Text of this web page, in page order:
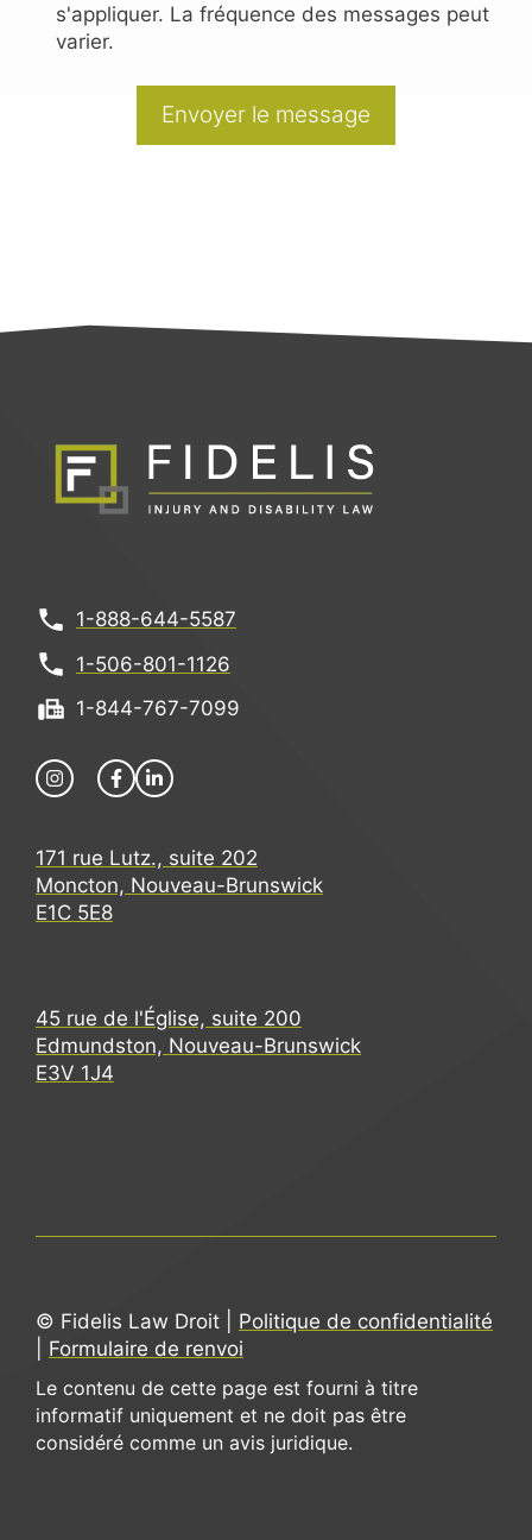
s'appliquer. La fréquence des messages peut
varier.
1-888-644-5587
1-506-801-1126
1-844-767-7099
171 rue Lutz., suite 202
Moncton, Nouveau-Brunswick
E1C 5E8
45 rue de l'Église, suite 200
Edmundston, Nouveau-Brunswick
E3V 1J4
© Fidelis Law Droit | Politique de confidentialité
Formulaire de renvoi
Le contenu de cette page est fourni à titre
informatif uniquement et ne doit pas être
considéré comme un avis juridique.